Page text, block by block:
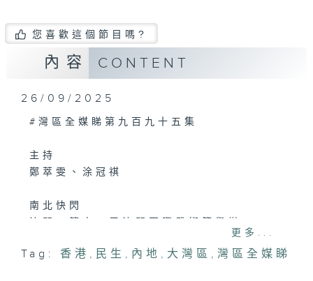
您喜歡這個節目嗎?
內容 CONTENT
26/09/2025
#灣區全媒睇第九百九十五集
主持
鄭萃雯、涂冠祺
南北快閃
粵港澳大灣區一項重大工程刷新「進度」
杭州：共用單車接入北斗系統
更多...
Tag: 香港 , 民生 , 內地 , 大灣區 , 灣區全媒睇